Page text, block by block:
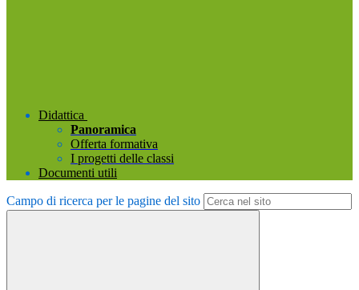
Didattica
Panoramica
Offerta formativa
I progetti delle classi
Documenti utili
Campo di ricerca per le pagine del sito